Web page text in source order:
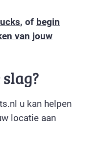
, of begin
van jouw
u kan helpen
locatie aan